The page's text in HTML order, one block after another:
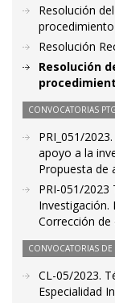
Resolución
Resolución
Resolución
CONVOCATORIAS
PRI_051/
apoyo a la
Propuesta de
PRI-051/2023
Investigación.
Corrección de
CONVOCATORIAS DE
CL-05/2023.
Especialidad